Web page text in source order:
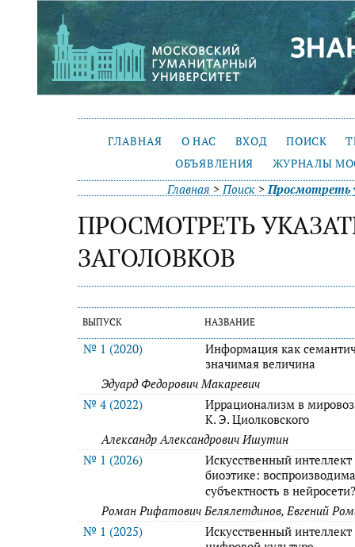
ГЛАВНАЯ О НАС ВХОД ПОИСК
ОБЪЯВЛЕНИЯ
ЖУРНАЛЫ
Главная >Поиск >Просмотреть
ПРОСМОТРЕТЬ
ЗАГОЛОВКОВ
ВЫПУСК НАЗВАНИЕ
№ 1 (2020)
Информация как
значимая величина
Эдуард Федорович Макаревич
№ 4 (2022)
Иррационализм в
К. Э. Циолковского
Александр Александрович Ишутин
№ 1 (2026)
Искусственный интеллект
биоэтике:
субъектность в
Роман Рифатович Белялетдинов, Евгений
№ 1 (2025)
Искусственный интеллект